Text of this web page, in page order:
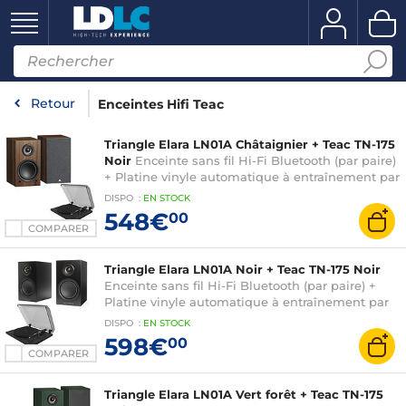
Retour Enceintes Hifi Teac
COMPARER
Triangle Elara LN01A Châtaignier + Teac TN-175
Noir Enceinte sans fil Hi-Fi Bluetooth (par paire)
+ Platine vinyle automatique à entraînement par
courroie - 2 vitesses (33-45 trs/min) - Pré-ampli
DISPO : EN STOCK
548€00
COMPARER
Triangle Elara LN01A Noir + Teac TN-175 Noir
Enceinte sans fil Hi-Fi Bluetooth (par paire) +
Platine vinyle automatique à entraînement par
courroie - 2 vitesses (33-45 trs/min) - Pré-ampli
DISPO : EN STOCK
598€00
Triangle Elara LN01A Vert forêt + Teac TN-175